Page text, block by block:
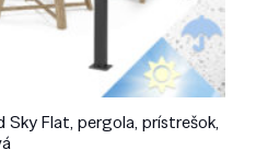
Flat, pergola, prístrešok,